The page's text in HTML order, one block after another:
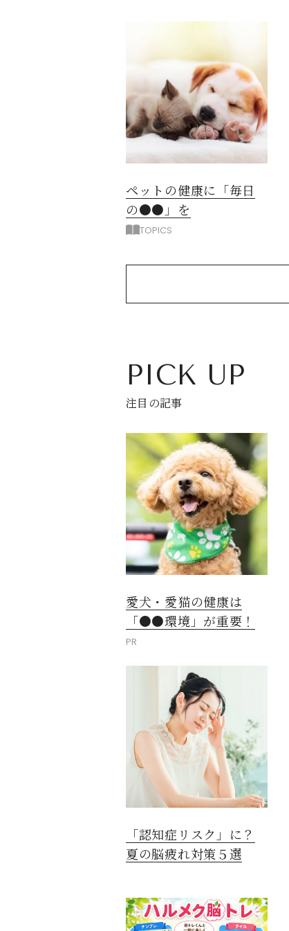
ペットの健康に「毎日
の●●」を
TOPICS
PICK UP
注目の記事
愛犬・愛猫の健康は
「●●環境」が重要！
PR
「認知症リスク」に？
夏の脳疲れ対策５選